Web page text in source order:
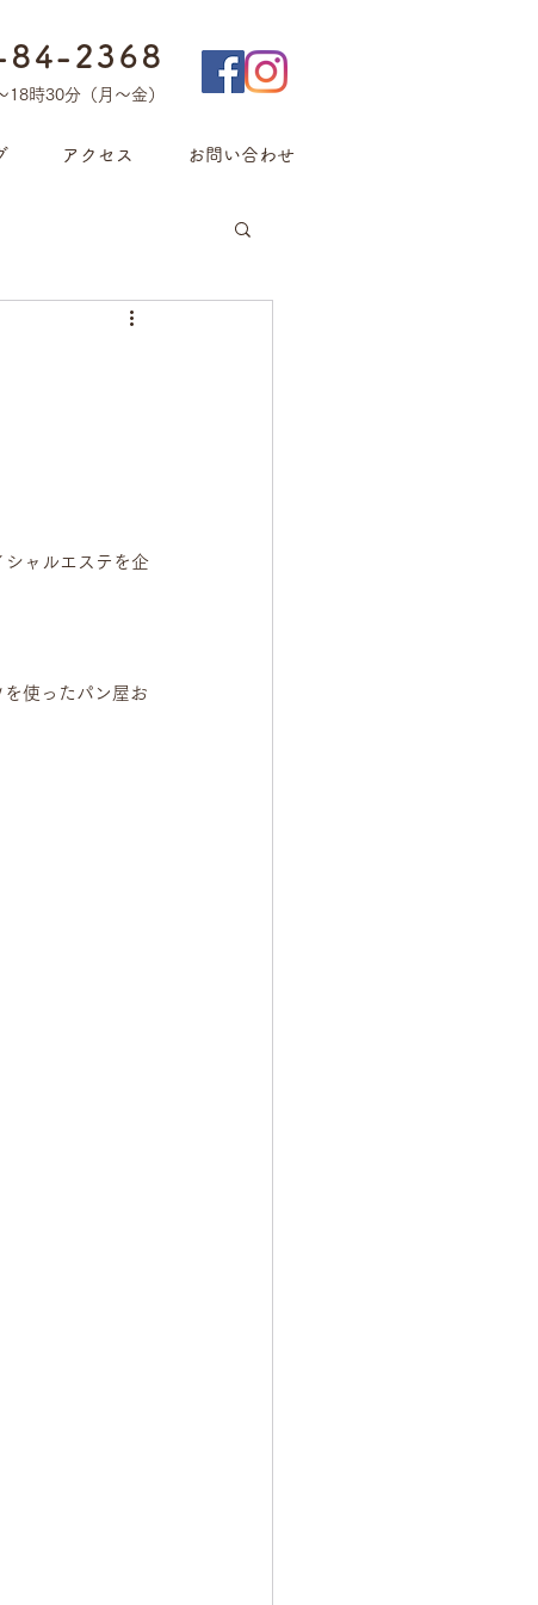
84-2368
18時30分（月〜金）
アクセス お問い合わせ
シャルエステを企
使ったパン屋お